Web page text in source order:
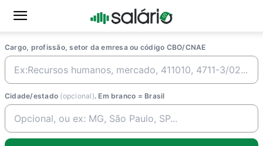
Cargo, profissão, setor da emresa ou código CBO/CNAE
Cidade/estado (opcional). Em branco = Brasil